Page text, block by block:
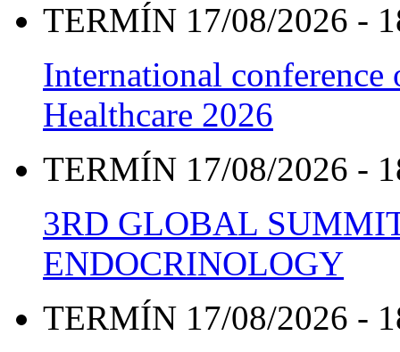
TERMÍN 17/08/2026 -
International
Healthcare 2026
TERMÍN 17/08/2026 -
3RD GLOBAL
ENDOCRINOLOGY
TERMÍN 17/08/2026 -